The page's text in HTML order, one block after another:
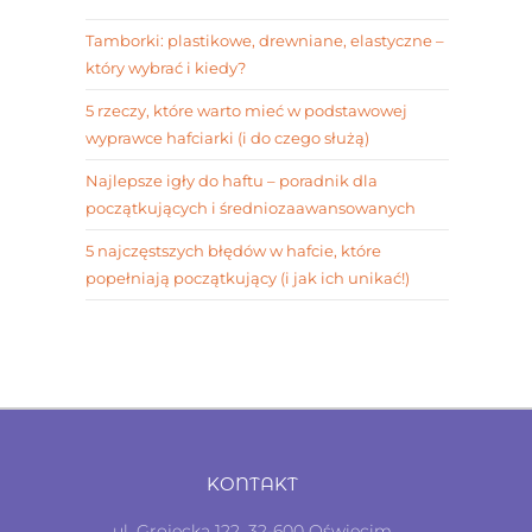
Tamborki: plastikowe, drewniane, elastyczne –
który wybrać i kiedy?
5 rzeczy, które warto mieć w podstawowej
wyprawce hafciarki (i do czego służą)
Najlepsze igły do haftu – poradnik dla
początkujących i średniozaawansowanych
5 najczęstszych błędów w hafcie, które
popełniają początkujący (i jak ich unikać!)
KONTAKT